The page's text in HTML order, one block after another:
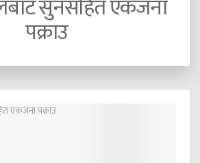
सुनसहित एकजना
पक्राउ